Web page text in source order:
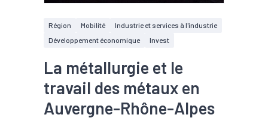
Région Mobilité
Industrie et services à l'industrie
Développement économique
Invest
La métallurgie et le
travail des métaux en
Auvergne-Rhône-Alpes